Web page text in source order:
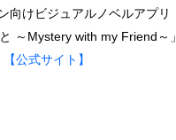
向けビジュアルノベルアプリ
～Mystery with my Friend～」
【公式サイト】